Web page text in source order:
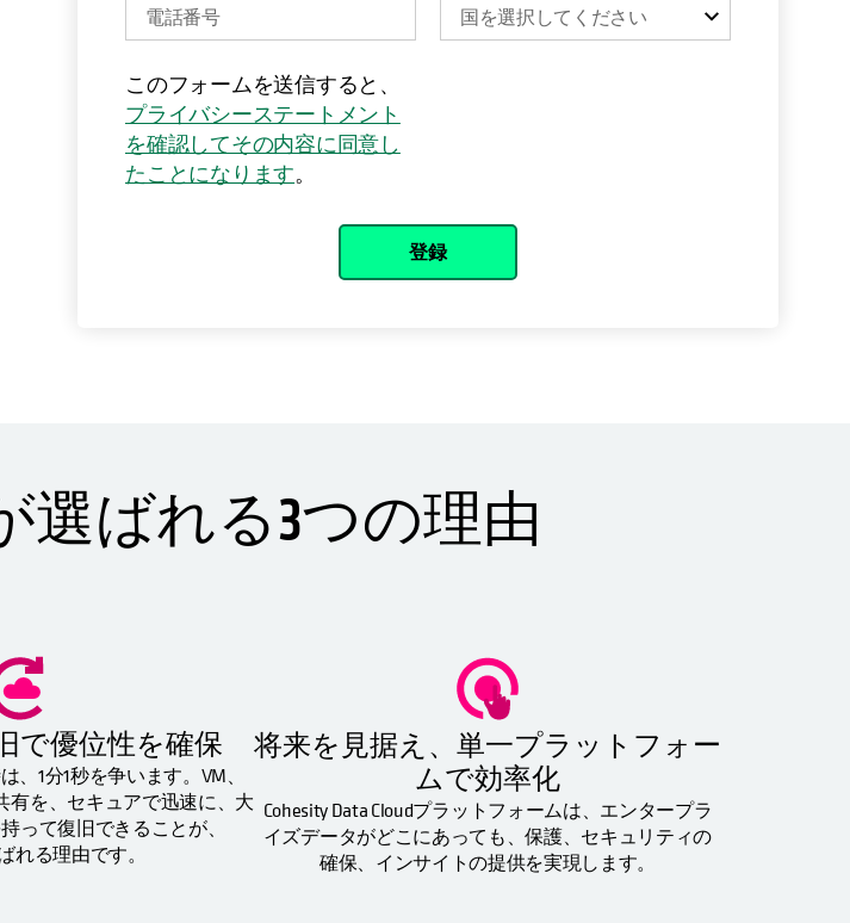
このフォームを送信すると、
プライバシーステートメント
を確認してその内容に同意し
たことになります。
登録
が選ばれる3つの理由
で優位性を確保
、1分1秒を争います。VM、
有を、セキュアで迅速に、大
って復旧できることが、
れる理由です。
将来を見据え、単一プラットフォー
ムで効率化
Cohesity Data Cloudプラットフォームは、エンタープラ
イズデータがどこにあっても、保護、セキュリティの
確保、インサイトの提供を実現します。